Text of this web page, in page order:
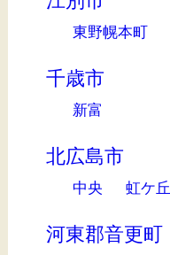
東野幌本町
千歳市
新富
北広島市
中央 虹ケ丘
河東郡音更町